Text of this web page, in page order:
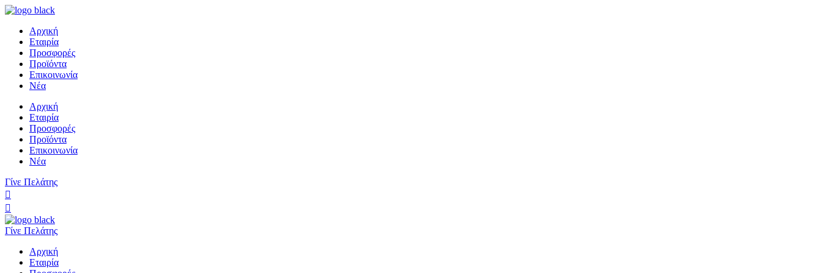
Αρχική
Εταιρία
Προσφορές
Προϊόντα
Επικοινωνία
Νέα
Αρχική
Εταιρία
Προσφορές
Προϊόντα
Επικοινωνία
Νέα
Γίνε Πελάτης
Γίνε Πελάτης
Αρχική
Εταιρία